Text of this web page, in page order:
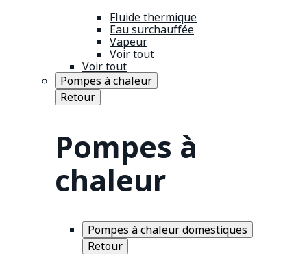
Fluide thermique
Eau surchauffée
Vapeur
Voir tout
Voir tout
Pompes à chaleur
Retour
Pompes à
chaleur
Pompes à chaleur domestiques
Retour